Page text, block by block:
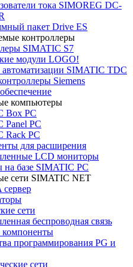
тока SIMOREG DC-
пакет Drive ES
контроллеры
SIMATIC S7
модули LOGO!
автоматизации SIMATIC TDC
Siemens
компьютеры
Box PC
Panel PС
Rack PC
для расширения
LCD мониторы
на базе SIMATIC PC
сети SIMATIC NET
сети
беспроводная связь
компоненты
программирования PG и
сети